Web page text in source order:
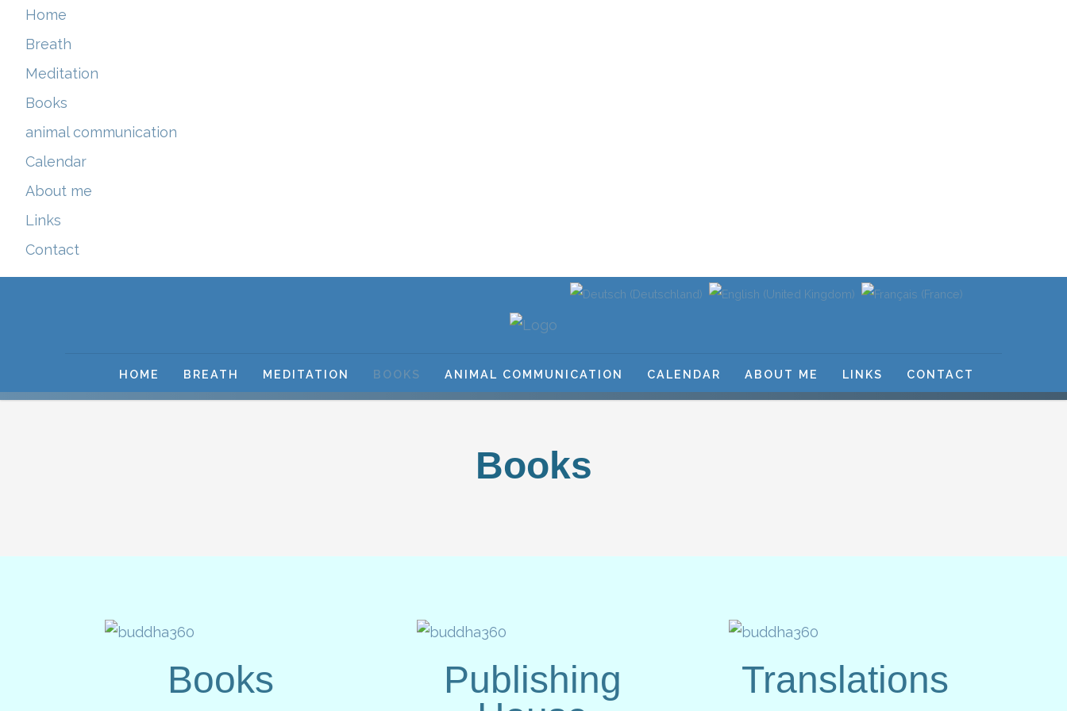
Home
Breath
Meditation
Books
animal communication
Calendar
About me
Links
Contact
Select your language
HOME BREATH MEDITATION BOOKS ANIMAL COMMUNICATION CALENDAR ABOUT ME LINKS CONTACT
Books
Books
Publishing
Translations